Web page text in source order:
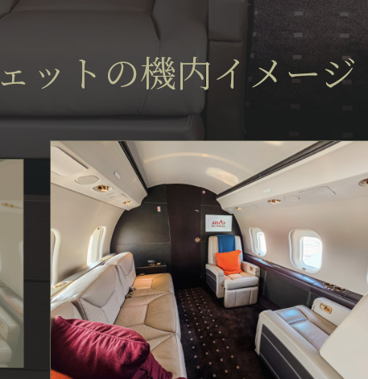
ットの機内イメージ